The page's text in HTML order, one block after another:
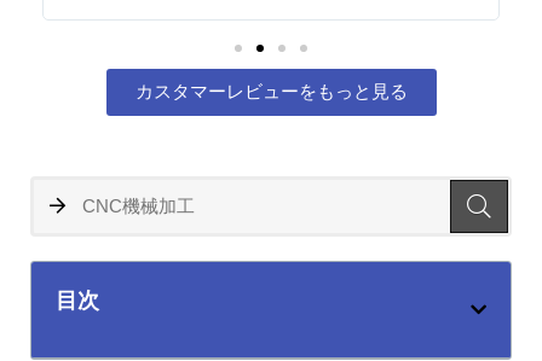
カスタマーレビューをもっと見る
目次